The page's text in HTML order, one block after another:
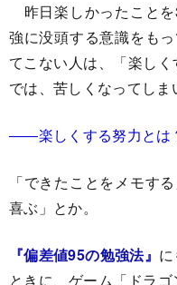
昨日楽しかったこと
強に没頭する意識をも
てこない人は、「楽し
では、苦しくなってしま
――楽しくする努力とは
「できたことをメモす
喜ぶ」とか。
『偏差値95の勉強法』
ときに、ゲーム「ドラ